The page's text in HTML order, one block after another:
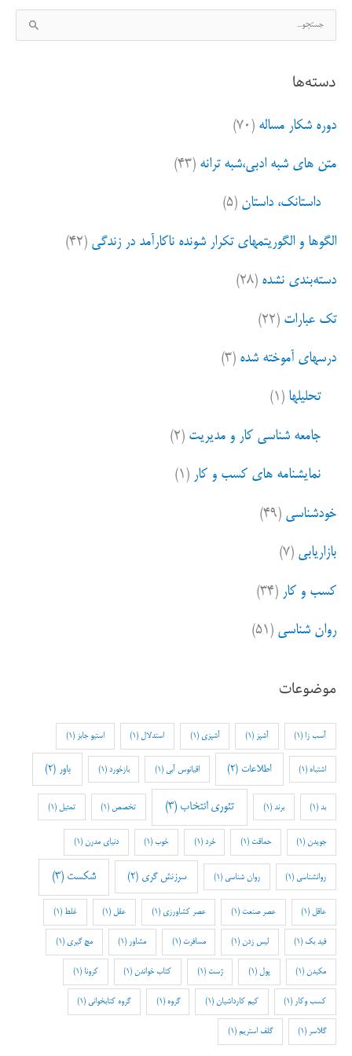
س
ج
ب
ا
دسته‌ها
دوره شکار مساله (۷۰)
متن های شبه ادبی،شبه ترانه (۴۳)
داستانک، داستان (۵)
الگوها و الگوریتمهای تکرار شونده ناکارآمد در زندگی (۴۲)
دسته‌بندی نشده (۲۸)
تک عبارات (۲۲)
درسهای آموخته شده (۳)
تحلیلها (۱)
جامعه شناسی کار و مدیریت (۲)
نمایشنامه های کسب و کار (۱)
خودشناسی (۴۹)
بازاریابی (۷)
کسب و کار (۳۴)
روان شناسی (۵۱)
موضوعات
آسب زا (1) آشپز (1) آشپزی (1) استدلال (1) استیو جابز (1)
اشتباه (1) اطلاعات (2) اقیانوس آبی (1) بازخورد (1) باور (2)
بد(1) برند (1) تئوری انتخاب (3) تخصص (1) تمثیل (1)
جویدن (1) حماقت (1) خرد (1) خوب(1) دنیای مدرن (1)
روانشناسی (1) روان شناسی (1) سرزنش گری (2) شکست (3)
عاقل (1) عصر صنعت (1) عصر کشاورزی (1) عقل (1) غلط (1)
فید بک(1) لیس زدن (1) مسافرت (1) مشاور (1) مچ گیری (1)
مکیدن (1) پول (1) ژست (1) کتاب خواندن (1) کرونا (1)
کسب وکار (1) کیم کارداشیان (1) گروه (1) گروه کتابخوانی (1)
گلاسر (1) گلف استریم (1)